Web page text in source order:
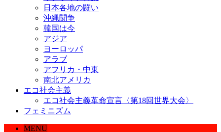
日本各地の闘い
沖縄闘争
韓国は今
アジア
ヨーロッパ
アラブ
アフリカ・中東
南北アメリカ
エコ社会主義
エコ社会主義革命宣言〈第18回世界大会〉
フェミニズム
MENU